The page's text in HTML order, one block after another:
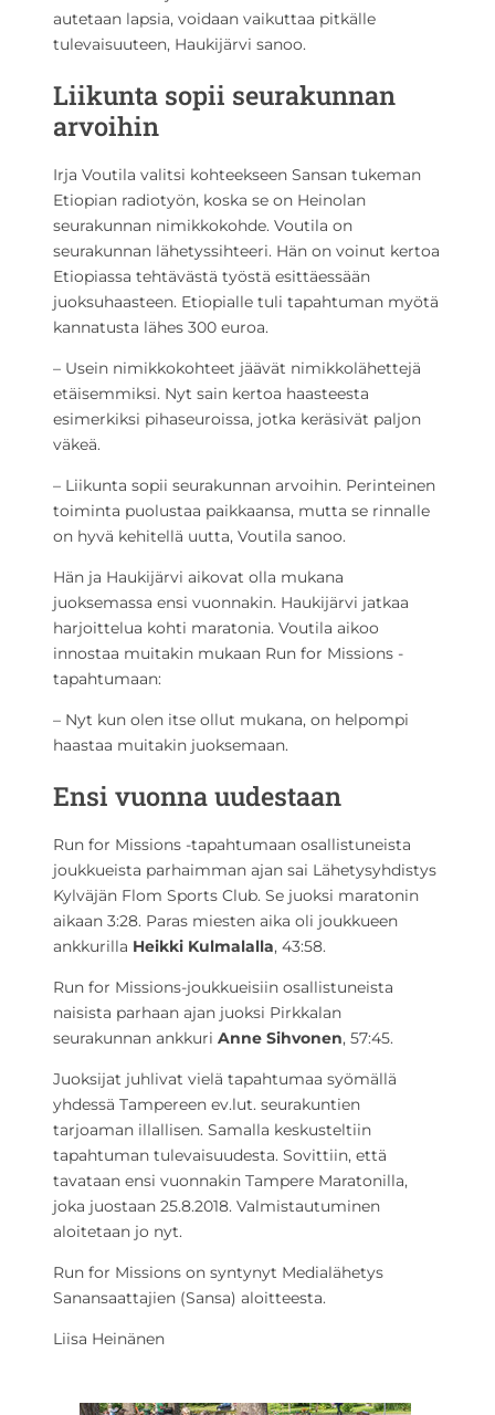
autetaan lapsia, voidaan vaikuttaa pitkälle
tulevaisuuteen, Haukijärvi sanoo.
Liikunta sopii seurakunnan
arvoihin
Irja Voutila valitsi kohteekseen Sansan tukeman
Etiopian radiotyön, koska se on Heinolan
seurakunnan nimikkokohde. Voutila on
seurakunnan lähetyssihteeri. Hän on voinut kertoa
Etiopiassa tehtävästä työstä esittäessään
juoksuhaasteen. Etiopialle tuli tapahtuman myötä
kannatusta lähes 300 euroa.
– Usein nimikkokohteet jäävät nimikkolähettejä
etäisemmiksi. Nyt sain kertoa haasteesta
esimerkiksi pihaseuroissa, jotka keräsivät paljon
väkeä.
– Liikunta sopii seurakunnan arvoihin. Perinteinen
toiminta puolustaa paikkaansa, mutta se rinnalle
on hyvä kehitellä uutta, Voutila sanoo.
Hän ja Haukijärvi aikovat olla mukana
juoksemassa ensi vuonnakin. Haukijärvi jatkaa
harjoittelua kohti maratonia. Voutila aikoo
innostaa muitakin mukaan Run for Missions -
tapahtumaan:
– Nyt kun olen itse ollut mukana, on helpompi
haastaa muitakin juoksemaan.
Ensi vuonna uudestaan
Run for Missions -tapahtumaan osallistuneista
joukkueista parhaimman ajan sai Lähetysyhdistys
Kylväjän Flom Sports Club. Se juoksi maratonin
aikaan 3:28. Paras miesten aika oli joukkueen
ankkurilla Heikki Kulmalalla, 43:58.
Run for Missions-joukkueisiin osallistuneista
naisista parhaan ajan juoksi Pirkkalan
seurakunnan ankkuri Anne Sihvonen, 57:45.
Juoksijat juhlivat vielä tapahtumaa syömällä
yhdessä Tampereen ev.lut. seurakuntien
tarjoaman illallisen. Samalla keskusteltiin
tapahtuman tulevaisuudesta. Sovittiin, että
tavataan ensi vuonnakin Tampere Maratonilla,
joka juostaan 25.8.2018. Valmistautuminen
aloitetaan jo nyt.
Run for Missions on syntynyt Medialähetys
Sanansaattajien (Sansa) aloitteesta.
Liisa Heinänen